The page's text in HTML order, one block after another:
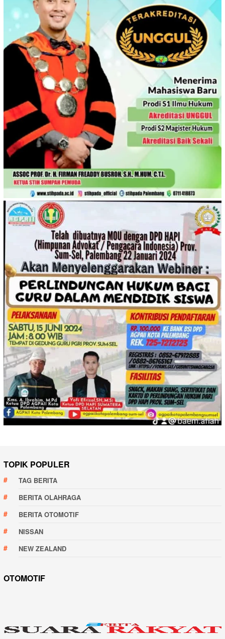
TOPIK POPULER
TAG BERITA
BERITA OLAHRAGA
BERITA OTOMOTIF
NISSAN
NEW ZEALAND
OTOMOTIF